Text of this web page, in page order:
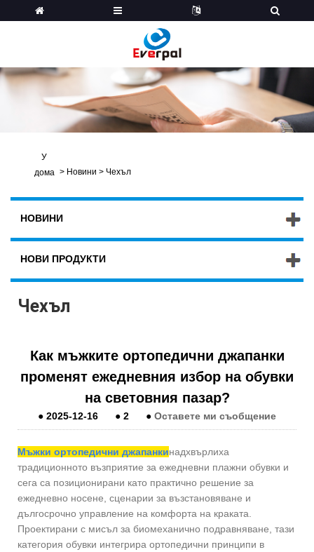
У
дома > Новини > Чехъл
НОВИНИ
НОВИ ПРОДУКТИ
Чехъл
Как мъжките ортопедични джапанки
променят ежедневния избор на обувки
на световния пазар?
● 2025-12-16 ● 2 ● Оставете ми съобщение
Мъжки ортопедични джапанкинадхвърлиха
традиционното възприятие за ежедневни плажни обувки и
сега са позиционирани като практично решение за
ежедневно носене, сценарии за възстановяване и
дългосрочно управление на комфорта на краката.
Проектирани с мисъл за биомеханично подравняване, тази
категория обувки интегрира ортопедични принципи в